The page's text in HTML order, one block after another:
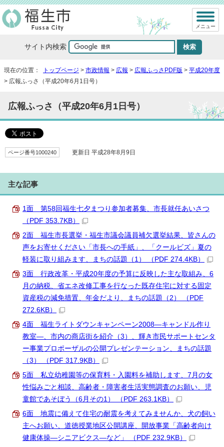
サイト内検索
メニュー
現在の位置： トップページ > 市政情報 > 広報 > 広報ふっさPDF版 > 平成20年度
> 広報ふっさ（平成20年6月1日号）
広報ふっさ（平成20年6月1日号）
ページ番号1000240 更新日 平成28年8月9日
主な記事
1面 第58回福生七夕まつり参加者募集、市長就任あいさつ
（PDF 353.7KB）
2面 福生市長選挙・福生市議会議員補欠選挙結果、皆さんの
声をお寄せください「市長への手紙」、「クールビズ」夏の
軽装に取り組みます、まちの話題（1） （PDF 274.4KB）
3面 行政改革・平成20年度の予算に反映した主な取組み、6
月の納税、省エネ改修工事を行なった既存住宅に対する固定
資産税の減免措置、年金だより、まちの話題（2） （PDF
272.6KB）
4面 福生ライトダウンキャンペーン2008―キャンドル作り
教室―、市内の商店街を紹介（3）、輝き市民サポートセンタ
ー事業プロポーザルの公開プレゼンテーション、まちの話題
（3） （PDF 317.9KB）
5面 私立幼稚園等の保育料・入園料を補助します、7月の女
性悩みごと相談、高齢者・障害者生活実態調査のお願い、児
童館であそぼう（6月その1） （PDF 263.1KB）
6面 地震に備えて住宅の耐震を考えてみませんか、犬の飼い
主へお願い、道徳授業地区公開講座、開放事業「高齢者向け
健康体操―シニアビクス―など」 （PDF 232.9KB）